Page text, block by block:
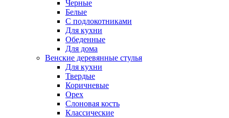
Черные
Белые
С подлокотниками
Для кухни
Обеденные
Для дома
Венские деревянные стулья
Для кухни
Твердые
Коричневые
Орех
Слоновая кость
Классические